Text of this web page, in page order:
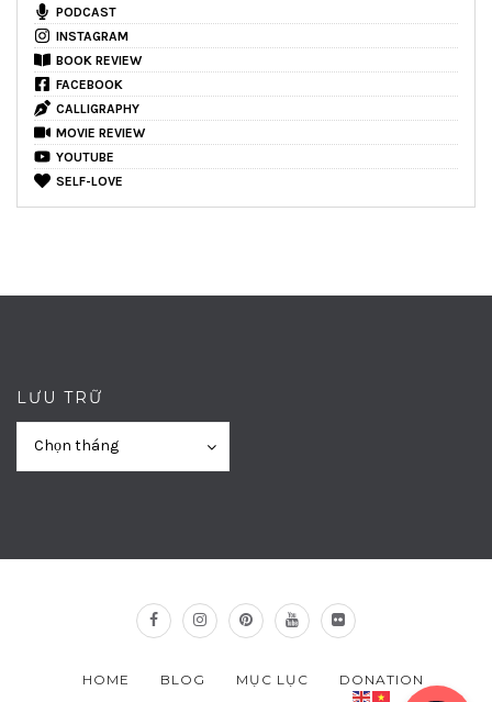
PODCAST
INSTAGRAM
BOOK REVIEW
FACEBOOK
CALLIGRAPHY
MOVIE REVIEW
YOUTUBE
SELF-LOVE
LƯU TRỮ
Chọn tháng
HOME BLOG MỤC LỤC DONATION